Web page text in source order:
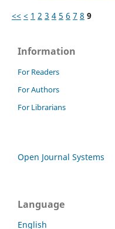
<< < 1 2 3 4 5 6 7 8 9
Information
For Readers
For Authors
For Librarians
Open Journal Systems
Language
English